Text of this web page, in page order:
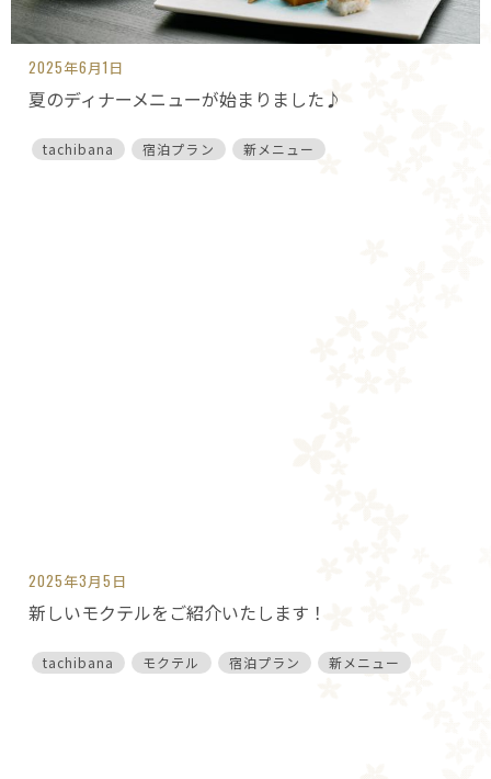
2025年6月1日
夏のディナーメニューが始まりました♪
tachibana 宿泊プラン 新メニュー
2025年3月5日
新しいモクテルをご紹介いたします！
tachibana モクテル 宿泊プラン 新メニュー